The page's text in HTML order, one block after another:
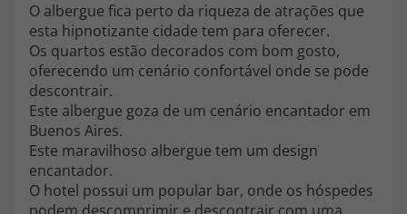
218 925 471
Custo de uma chamada para a rede fixa nacional.
A sua agência de viagens Top Atlântico tem a preocupação de estar
sempre mais perto de si, para maior comodidade e total facilidade
na marcação das suas viagens, tem ainda ao seu dispor o nosso call
center a funcionar todos os dias úteis das 10:00 às 20:00 e Sábado
das 10:00 às 14:00.
topatlantico@topatlantico.com
O albergue fica perto da riqueza de atrações que
esta hipnotizante cidade tem para oferecer.
Os quartos estão decorados com bom gosto,
oferecendo um cenário confortável onde se pode
descontrair.
Este albergue goza de um cenário encantador em
Buenos Aires.
Este maravilhoso albergue tem um design
encantador.
O hotel possui um popular bar, onde os hóspedes